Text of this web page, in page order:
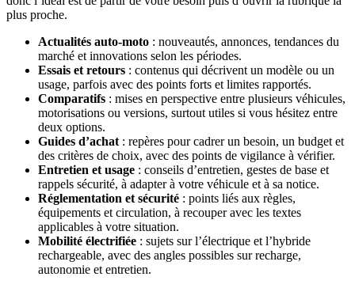
plus proche.
Actualités auto-moto : nouveautés, annonces, tendances du
marché et innovations selon les périodes.
Essais et retours : contenus qui décrivent un modèle ou un
usage, parfois avec des points forts et limites rapportés.
Comparatifs : mises en perspective entre plusieurs véhicules,
motorisations ou versions, surtout utiles si vous hésitez entre
deux options.
Guides d’achat : repères pour cadrer un besoin, un budget et
des critères de choix, avec des points de vigilance à vérifier.
Entretien et usage : conseils d’entretien, gestes de base et
rappels sécurité, à adapter à votre véhicule et à sa notice.
Réglementation et sécurité : points liés aux règles,
équipements et circulation, à recouper avec les textes
applicables à votre situation.
Mobilité électrifiée : sujets sur l’électrique et l’hybride
rechargeable, avec des angles possibles sur recharge,
autonomie et entretien.